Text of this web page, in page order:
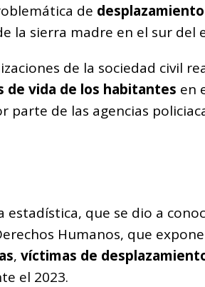
de
la sierra madre en el sur del
de la sociedad civil
de vida de los habitantes en
parte de las agencias
estadística, que se dio a
Humanos, que
, víctimas de
el 2023.